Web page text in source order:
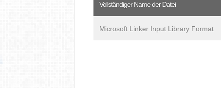
Vollständiger Name der Datei
Microsoft Linker Input Library Format